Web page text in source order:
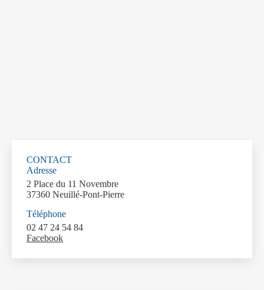
CONTACT
Adresse
2 Place du 11 Novembre
37360 Neuillé-Pont-Pierre
Téléphone
02 47 24 54 84
Facebook